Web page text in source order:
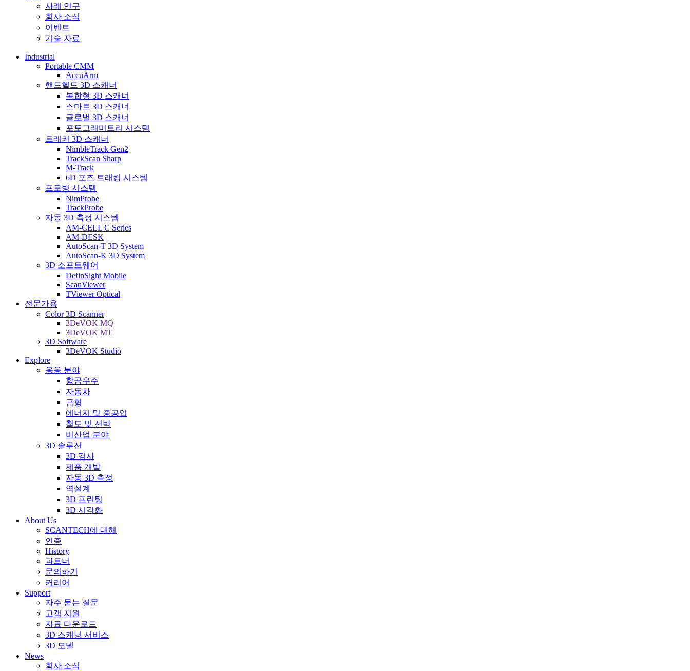
사례 연구
회사 소식
이벤트
기술 자료
Industrial
Portable CMM
AccuArm
핸드헬드 3D 스캐너
복합형 3D 스캐너
스마트 3D 스캐너
글로벌 3D 스캐너
포토그래미트리 시스템
트래커 3D 스캐너
NimbleTrack Gen2
TrackScan Sharp
M-Track
6D 포즈 트래킹 시스템
프로빙 시스템
NimProbe
TrackProbe
자동 3D 측정 시스템
AM-CELL C Series
AM-DESK
AutoScan-T 3D System
AutoScan-K 3D System
3D 소프트웨어
DefinSight Mobile
ScanViewer
TViewer Optical
전문가용
Color 3D Scanner
3DeVOK MQ
3DeVOK MT
3D Software
3DeVOK Studio
Explore
응용 분야
항공우주
자동차
금형
에너지 및 중공업
철도 및 선박
비산업 분야
3D 솔루션
3D 검사
제품 개발
자동 3D 측정
역설계
3D 프린팅
3D 시각화
About Us
SCANTECH에 대해
인증
History
파트너
문의하기
커리어
Support
자주 묻는 질문
고객 지원
자료 다운로드
3D 스캐닝 서비스
3D 모델
News
회사 소식